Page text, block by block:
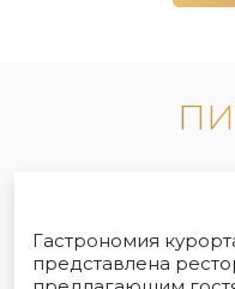
Гастрономия
представлена